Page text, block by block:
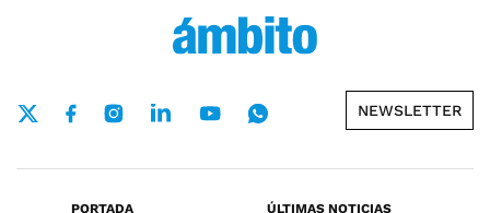
NEWSLETTER
PORTADA
ÚLTIMAS NOTICIAS